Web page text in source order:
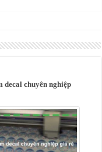
decal chuyên nghiệp